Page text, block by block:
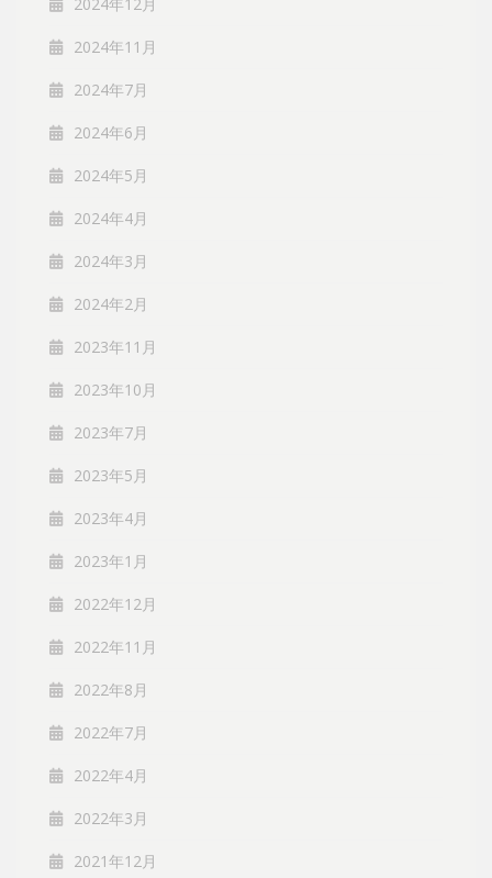
2024年11月
2024年7月
2024年6月
2024年5月
2024年4月
2024年3月
2024年2月
2023年11月
2023年10月
2023年7月
2023年5月
2023年4月
2023年1月
2022年12月
2022年11月
2022年8月
2022年7月
2022年4月
2022年3月
2021年12月